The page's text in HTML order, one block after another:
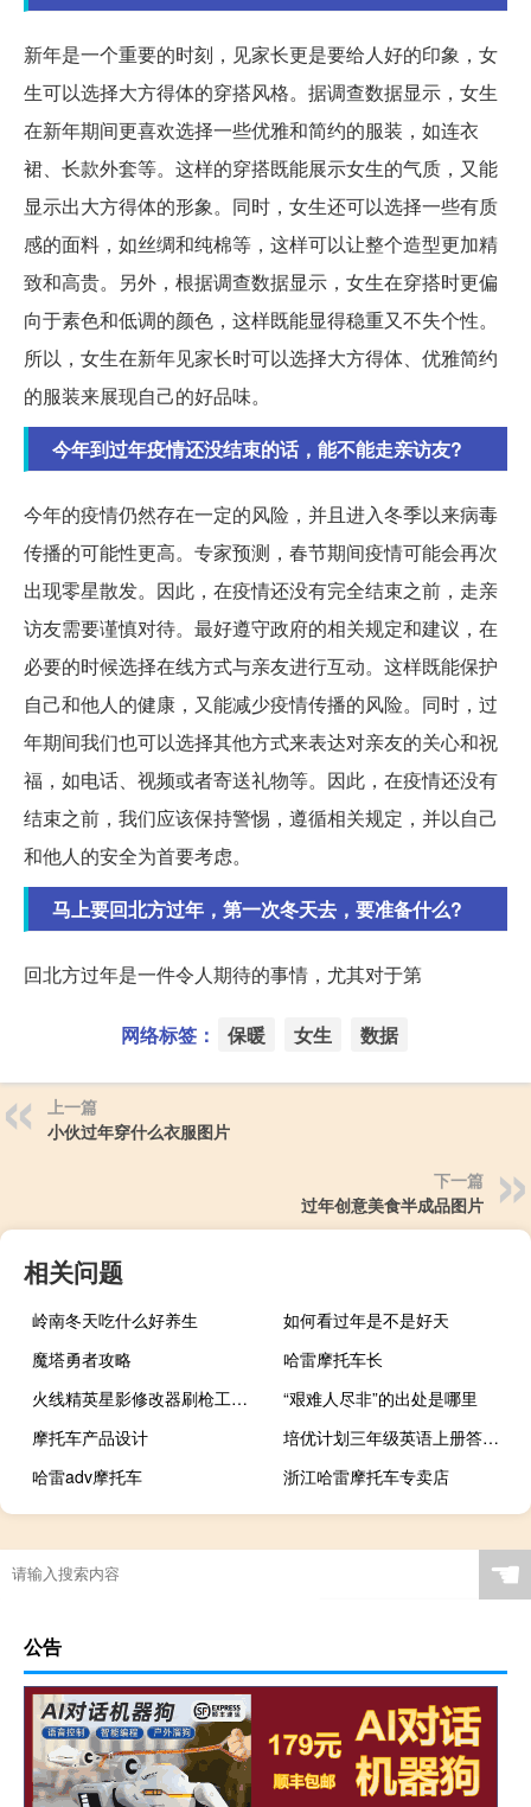
新年是一个重要的时刻，见家长更是要给人好的印象，女
生可以选择大方得体的穿搭风格。据调查数据显示，女生
在新年期间更喜欢选择一些优雅和简约的服装，如连衣
裙、长款外套等。这样的穿搭既能展示女生的气质，又能
显示出大方得体的形象。同时，女生还可以选择一些有质
感的面料，如丝绸和纯棉等，这样可以让整个造型更加精
致和高贵。另外，根据调查数据显示，女生在穿搭时更偏
向于素色和低调的颜色，这样既能显得稳重又不失个性。
所以，女生在新年见家长时可以选择大方得体、优雅简约
的服装来展现自己的好品味。
今年到过年疫情还没结束的话，能不能走亲访友?
今年的疫情仍然存在一定的风险，并且进入冬季以来病毒
传播的可能性更高。专家预测，春节期间疫情可能会再次
出现零星散发。因此，在疫情还没有完全结束之前，走亲
访友需要谨慎对待。最好遵守政府的相关规定和建议，在
必要的时候选择在线方式与亲友进行互动。这样既能保护
自己和他人的健康，又能减少疫情传播的风险。同时，过
年期间我们也可以选择其他方式来表达对亲友的关心和祝
福，如电话、视频或者寄送礼物等。因此，在疫情还没有
结束之前，我们应该保持警惕，遵循相关规定，并以自己
和他人的安全为首要考虑。
马上要回北方过年，第一次冬天去，要准备什么?
回北方过年是一件令人期待的事情，尤其对于第
网络标签： 保暖 女生 数据
上一篇
小伙过年穿什么衣服图片
下一篇
过年创意美食半成品图片
相关问题
岭南冬天吃什么好养生
如何看过年是不是好天
魔塔勇者攻略
哈雷摩托车长
火线精英星影修改器刷枪工具 V1.2 绿色免费版（火线精英星影修改器刷枪工具 V1.2 绿色免费版功能简介）
“艰难人尽非”的出处是哪里
摩托车产品设计
培优计划三年级英语上册答案（培优计划及措施）
哈雷adv摩托车
浙江哈雷摩托车专卖店
☚
公告